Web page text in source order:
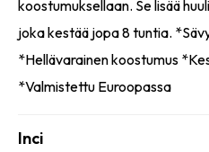
koostumuksellaan. Se lisää
joka kestää jopa 8 tuntia.
*Hellävarainen koostumus
*Valmistettu Euroopassa
Inci